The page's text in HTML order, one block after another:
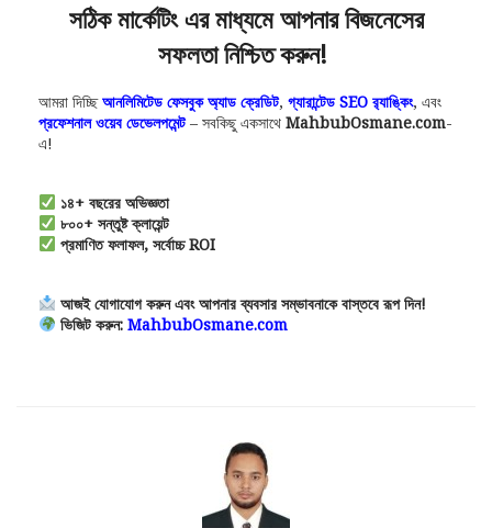
সঠিক মার্কেটিং এর মাধ্যমে আপনার বিজনেসের
সফলতা নিশ্চিত করুন!
আমরা দিচ্ছিআনলিমিটেড ফেসবুক অ্যাড ক্রেডিট, গ্যারান্টেড SEO র‍্যাঙ্কিং, এবং
প্রফেশনাল ওয়েব ডেভেলপমেন্ট– সবকিছু একসাথে MahbubOsmane.com-
এ!
১৪+ বছরের অভিজ্ঞতা
৮০০+ সন্তুষ্ট ক্লায়েন্ট
প্রমাণিত ফলাফল, সর্বোচ্চ ROI
আজই যোগাযোগ করুন এবং আপনার ব্যবসার সম্ভাবনাকে বাস্তবে রূপ দিন!
ভিজিট করুন: MahbubOsmane.com